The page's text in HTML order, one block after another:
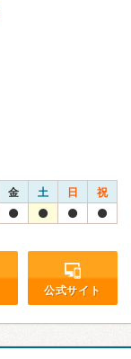
金 土 日 祝
公式サイト